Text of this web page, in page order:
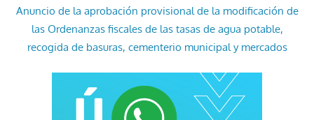
Anuncio de la aprobación provisional de la modificación de
las Ordenanzas fiscales de las tasas de agua potable,
recogida de basuras, cementerio municipal y mercados